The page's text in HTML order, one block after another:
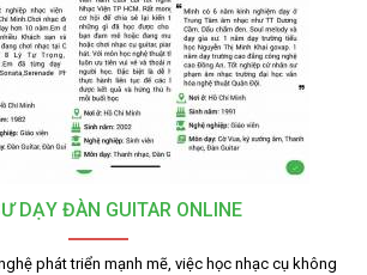
DẠY ĐÀN GUITAR ONLINE
phát triển mạnh mẽ, việc học nhạc cụ không